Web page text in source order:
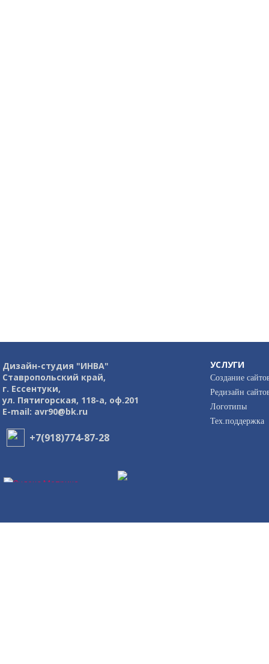
Дизайн-студия "ИНВА"
Ставропольский край,
г. Ессентуки,
ул. Пятигорская, 118-а, оф.201
E-mail: avr90@bk.ru
+7(918)774-87-28
УСЛУГИ
Создание
Редизайн
Логотипы
Тех.поддержка